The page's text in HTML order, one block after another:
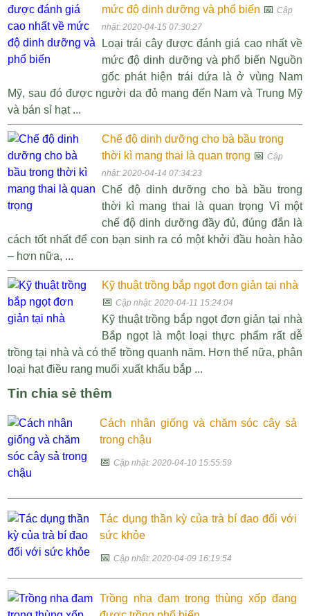
mức độ dinh dưỡng và phổ biến 📅 Cập
nhật: 2020-04-15 07:30:27
Loại trái cây được đánh giá cao nhất về
mức độ dinh dưỡng và phổ biến Nguồn
gốc phát hiện trái dứa là ở vùng Nam
Mỹ, sau đó được người da đỏ mang đến Nam và Trung Mỹ
và bán sỉ hạt ...
Chế độ dinh dưỡng cho bà bầu trong
thời kì mang thai là quan trọng 📅 Cập
nhật: 2020-04-14 07:34:23
Chế độ dinh dưỡng cho bà bầu trong
thời kì mang thai là quan trọng Vì một
chế độ dinh dưỡng đầy đủ, đúng đắn là
cách tốt nhất để con bạn sinh ra có một khởi đầu hoàn hảo
– hơn nữa, ...
Kỹ thuật trồng bắp ngọt đơn giản tại nhà
📅 Cập nhật: 2020-04-11 15:24:04
Kỹ thuật trồng bắp ngọt đơn giản tại nhà
Bắp ngọt là một loại thực phẩm rất dễ
trồng tại nhà và có thể trồng quanh năm. Hơn thế nữa, phân
loại hạt điều rang muối xuất khẩu bắp ...
Tin chia sẻ thêm
Cách nhân giống và chăm sóc cây sả
trong chậu
📅Cập nhật: 2020-04-10 15:55:59
Tác dụng thần kỳ của trà bí đao đối với
sức khỏe
📅Cập nhật: 2020-04-09 16:19:54
Trồng nha đam trong thùng xốp đang